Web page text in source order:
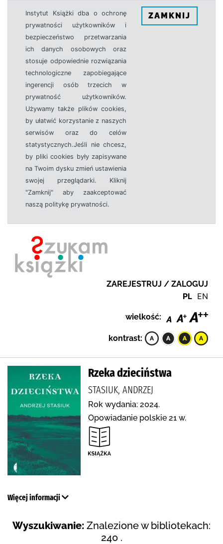
Instytut Książki dba o ochronę
prywatności użytkowników i
bezpieczeństwo przetwarzania
ich danych osobowych oraz
stosuje odpowiednie rozwiązania
technologiczne zapobiegające
ingerencji osób trzecich w
prywatność użytkowników.
Używamy także plików cookies,
by ułatwić korzystanie z naszych
serwisów oraz do celów
statystycznych.Jeśli nie chcesz,
by pliki cookies były zapisywane
na Twoim dysku zmień ustawienia
swojej przeglądarki. Kliknij
"Zamknij" aby zaakceptować
naszą politykę prywatności.
ZAMKNIJ
ZAREJESTRUJ / ZALOGUJ
PL EN
wielkość:
kontrast:
Rzeka dzieciństwa
STASIUK, ANDRZEJ
Rok wydania: 2024.
Opowiadanie polskie 21 w.
Więcej informacji
Wyszukiwanie: Znalezione w bibliotekach:
240 .